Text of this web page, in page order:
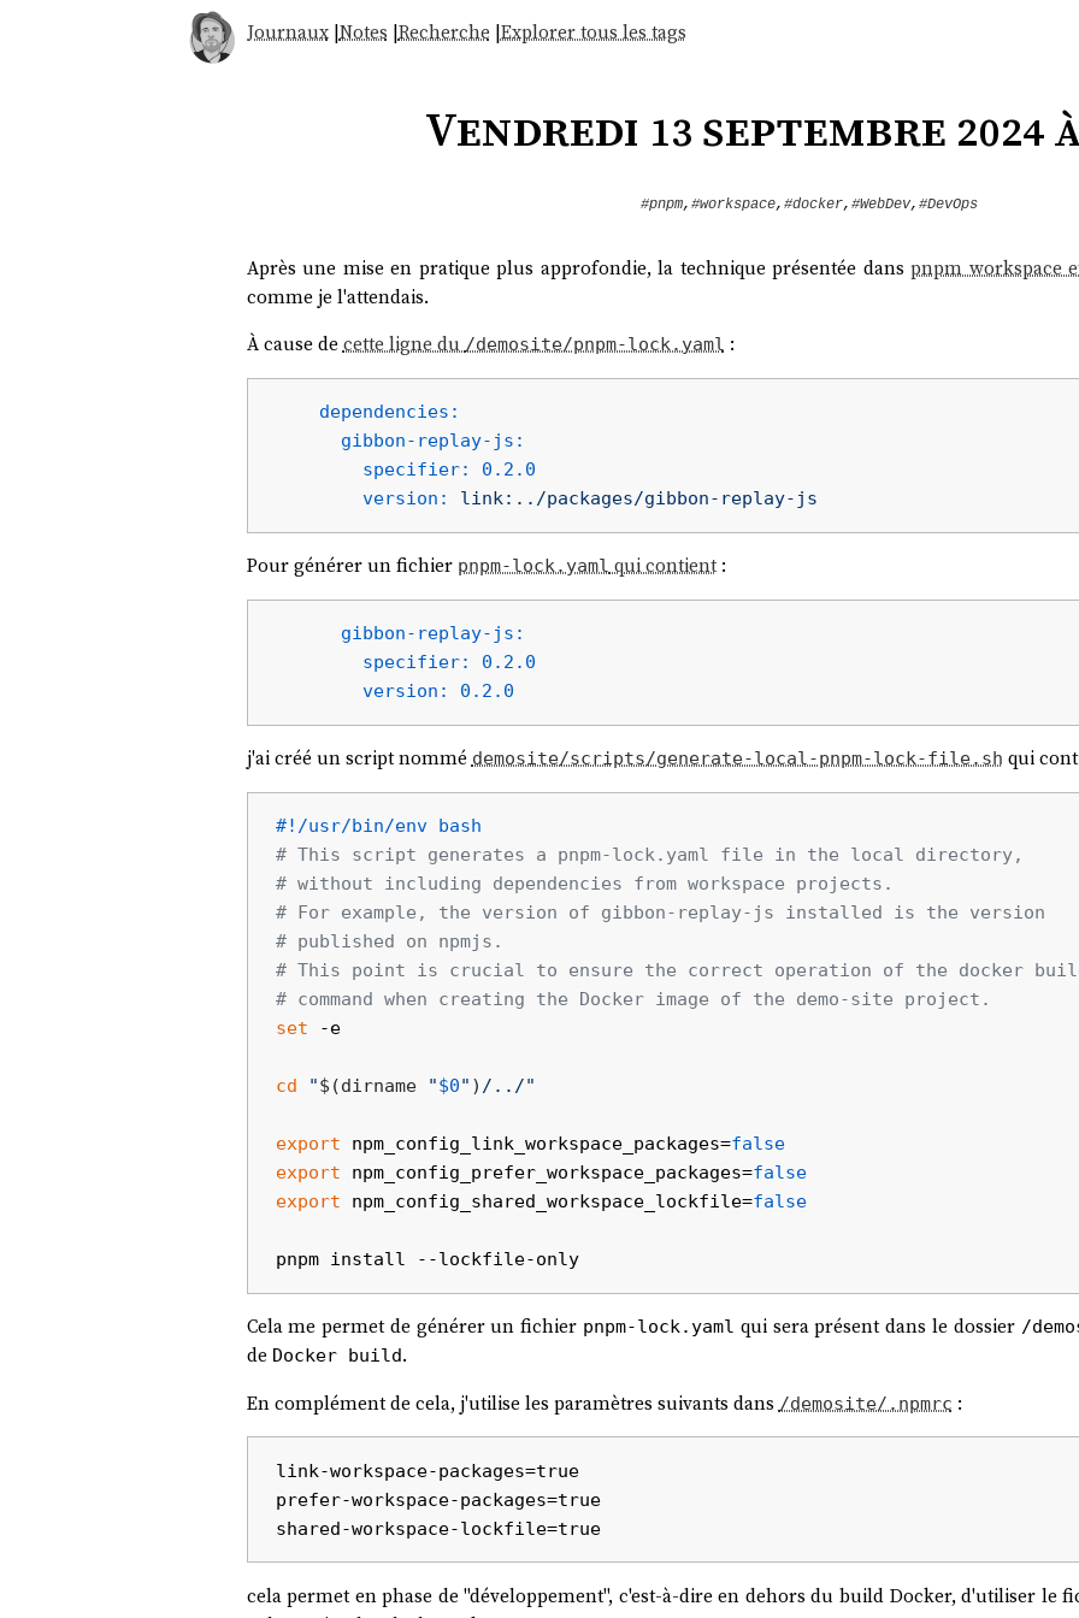
Journaux|Notes |Recherche |Explorer tous les tags
Vendredi 13 septembre 2024 à
#pnpm, #workspace, #docker, #WebDev, #DevOps
Après une mise en pratique plus approfondie, la technique présentée dans pnpm workspace
comme je l'attendais.
À cause decette ligne du/demosite/pnpm-lock.yaml :
dependencies:
gibbon-replay-js:
specifier:
0.2 .0
version:
link:../packages/gibbon-replay-js
Pour générer un fichier pnpm-lock.yamlqui contient:
gibbon-replay-js:
specifier:
0.2 .0
version:
0.2 .0
j'ai créé un script nommédemosite/scripts/generate-local-pnpm-lock-file.sh qui
#!/usr/bin/env bash
# This script generates a pnpm-lock.yaml file in the local directory,
# without including dependencies from workspace projects.
# For example, the version of gibbon-replay-js installed is the version
# published on npmjs.
# This point is crucial to ensure the correct operation of the docker
# command when creating the Docker image of the demo-site project.
set -e
cd "$(dirname "$0" ) /../"
export npm_config_link_workspace_packages=false
export npm_config_prefer_workspace_packages=false
export npm_config_shared_workspace_lockfile=false
pnpm install --lockfile-only
Cela me permet de générer un fichier pnpm-lock.yaml qui sera présent dans le dossier /
de Docker build.
En complément de cela, j'utilise les paramètres suivants dans /demosite/.npmrc :
link-workspace-packages=true
prefer-workspace-packages=true
shared-workspace-lockfile=true
cela permet en phase de "développement", c'est-à-dire en dehors du build Docker, d'utiliser le